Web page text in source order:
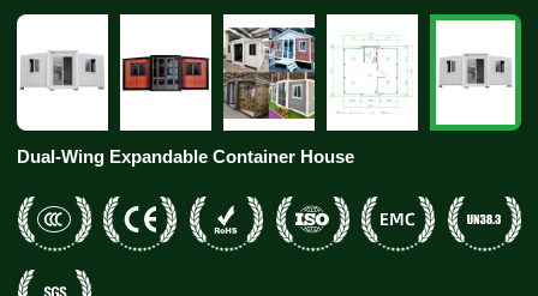
Dual-Wing Expandable Container House